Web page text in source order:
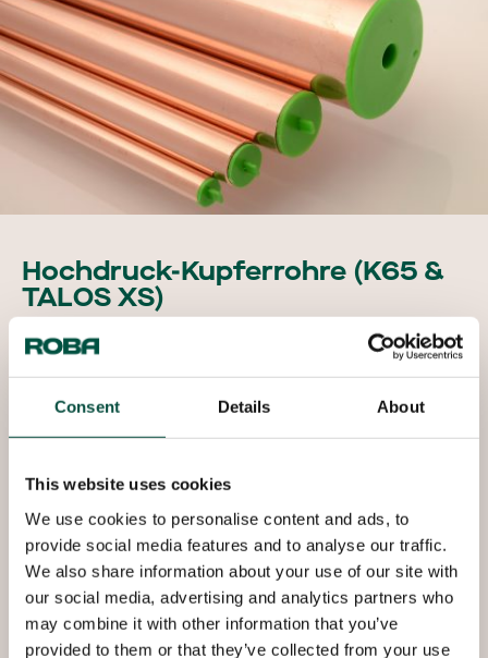
Consent Details About
This website uses cookies
We use cookies to personalise content and ads, to
provide social media features and to analyse our traffic.
We also share information about your use of our site with
our social media, advertising and analytics partners who
may combine it with other information that you’ve
provided to them or that they’ve collected from your use
Hochdruck-Kupferrohre (K65 &
TALOS XS)
Die zunehmende Besorgnis über die
Umweltauswirkungen von Fluorkohlenwasserstoff-
Kältemitteln (HFK) und strengere
Kohlendioxid (CO₂) geführt. Das Kältemittel CO₂ (R-
744) wird als Arbeitsmedium in vielen
Klimatisierungssystemen verwendet,
beispielsweise in gewerblichen Kühlsystemen,
Wärmepumpen und Verkaufsautomaten. Vor allem
die Supermarktbranche setzt auf ein ökologisches
und effizientes Ladenkonzept, indem sie